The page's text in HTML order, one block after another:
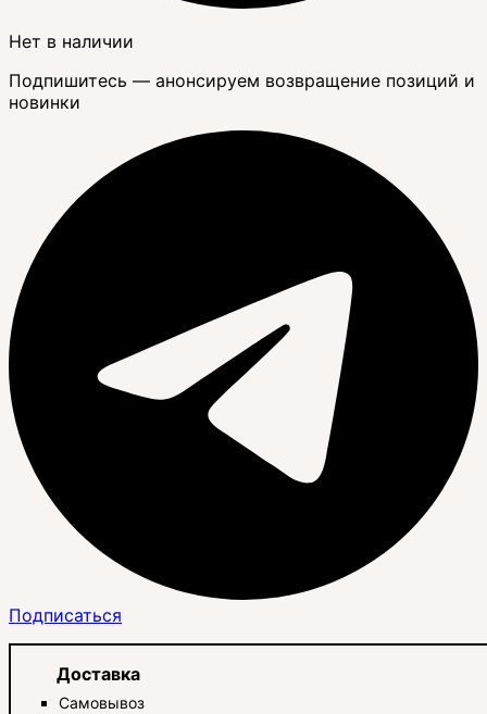
Нет в наличии
Подпишитесь — анонсируем возвращение позиций и
новинки
Подписаться
Доставка
Самовывоз